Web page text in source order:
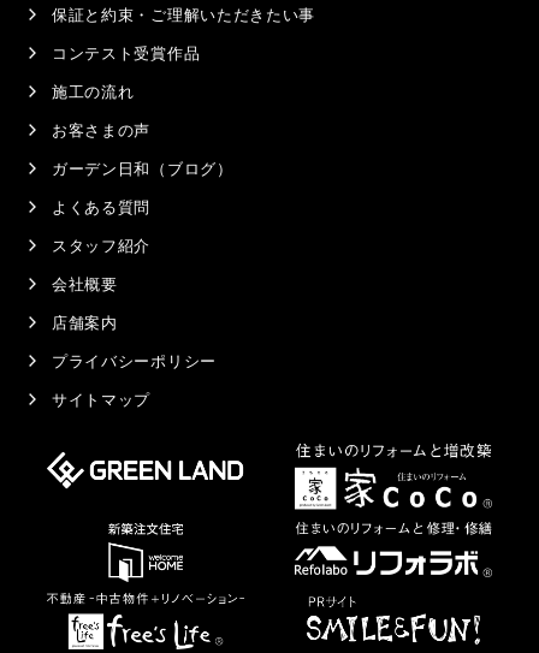
保証と約束・ご理解いただきたい事
コンテスト受賞作品
施工の流れ
お客さまの声
ガーデン日和（ブログ）
よくある質問
スタッフ紹介
会社概要
店舗案内
プライバシーポリシー
サイトマップ